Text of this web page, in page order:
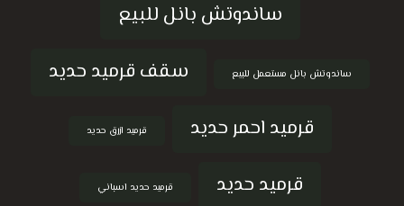
ساندوتش بانل للبيع
ساندوتش بانل مستعمل للبيع
سقف قرميد حديد
قرميد احمر حديد
قرميد ازرق حديد
قرميد حديد قرميد حديد اسباني